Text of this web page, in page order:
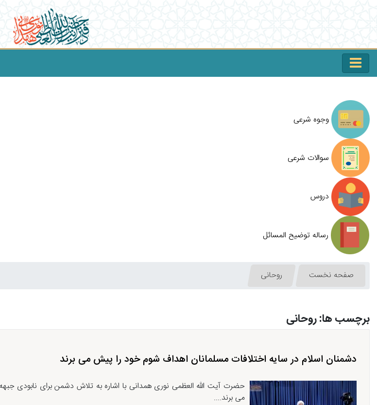
وجوه شرعی
سوالات شرعی
دروس
رساله توضیح المسائل
صفحه نخست روحانی
برچسب ها: روحانی
دشمنان اسلام در سایه اختلافات مسلمانان اهداف شوم خود را پیش می برند
حضرت آیت الله العظمی نوری همدانی با اشاره به تلاش دشمن برای نابودی
می برند....